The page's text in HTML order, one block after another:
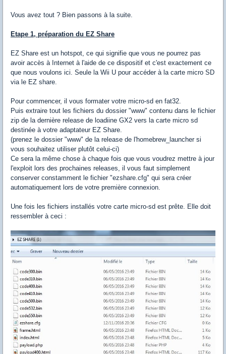
Vous avez tout ? Bien passons à la suite.
Etape 1, préparation du EZ Share
EZ Share est un hotspot, ce qui signifie que vous ne pourrez pas
avoir accès à Internet à l'aide de ce dispositif et c'est exactement ce
que nous voulons ici. Seule la Wii U pour accéder à la carte micro SD
viale EZ share.
Pour commencer, il vous formater votre micro-sd en fat32.
Puis extraire tout les fichiers du dossier "www" contenu dans le fichier
zip de la dernière release de loadiine GX2 vers la carte micro sd
destinée à votre adaptateur EZ Share.
(prenez le dossier "www" de la release de l'homebrew_launcher si
vous souhaitez utiliser plutôt celui-ci)
Ce sera la même chose à chaque fois que vous voudrez mettre à jour
l'exploit lors des prochaines releases, il vous faut simplement
conserver constamment le fichier "ezshare.cfg" qui sera créer
automatiquement lors de votre première connexion.
Une fois les fichiers installés votre carte micro-sd est prête. Elle doit
ressembler à ceci :